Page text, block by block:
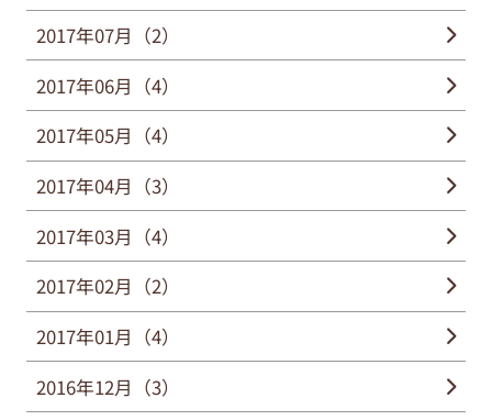
2017年07月（2）
2017年06月（4）
2017年05月（4）
2017年04月（3）
2017年03月（4）
2017年02月（2）
2017年01月（4）
2016年12月（3）